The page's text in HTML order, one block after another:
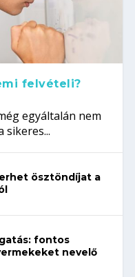
felvételi?
egyáltalán nem
sikeres...
ösztöndíjat a
fontos
nevelő